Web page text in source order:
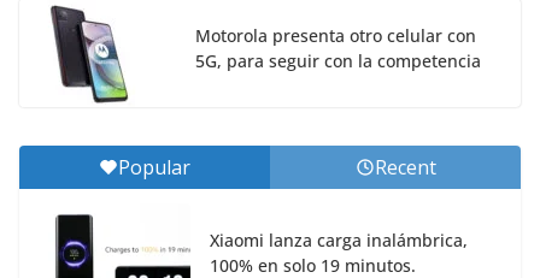
Motorola presenta otro celular con
5G, para seguir con la competencia
Popular Recent
Xiaomi lanza carga inalámbrica,
100% en solo 19 minutos.